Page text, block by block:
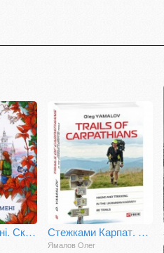
Місто на камені. Скетчбук для мандрів Стежками Карпат. 80 маршрутів в Українських Карпатах
Ямалов Олег